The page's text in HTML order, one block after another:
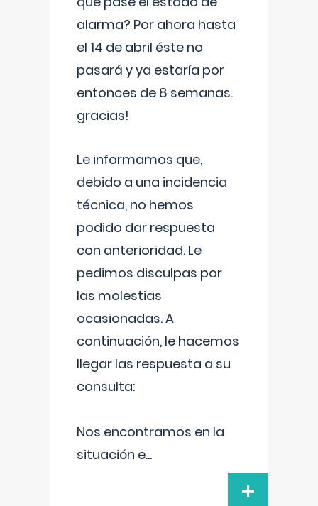
alarma? Por ahora hasta
el 14 de abril éste no
pasará y ya estaría por
entonces de 8 semanas.
gracias!
Le informamos que,
debido a una incidencia
técnica, no hemos
podido dar respuesta
con anterioridad. Le
pedimos disculpas por
las molestias
ocasionadas. A
continuación, le hacemos
llegar las respuesta a su
consulta:
Nos encontramos en la
situación e...
+